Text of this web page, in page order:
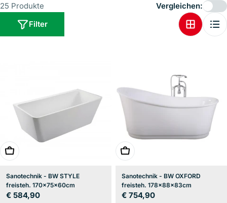
25 Produkte
Filter
Vergleichen:
In den Warenkorb
Sanotechnik - BW STYLE
freisteh. 170x75x60cm
Regulärer
€ 584,90
In den Warenkorb
Sanotechnik - BW OXFORD
freisteh. 178x88x83cm
Regulärer
€ 754,90